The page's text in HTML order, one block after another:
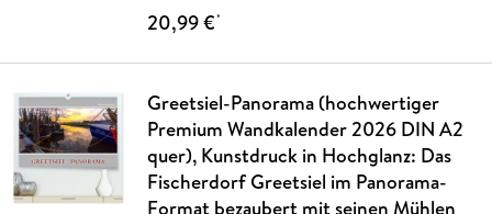
20,99 €*
Greetsiel-Panorama (hochwertiger
Premium Wandkalender 2026 DIN A2
quer), Kunstdruck in Hochglanz: Das
Fischerdorf Greetsiel im Panorama-
Format bezaubert mit seinen Mühlen